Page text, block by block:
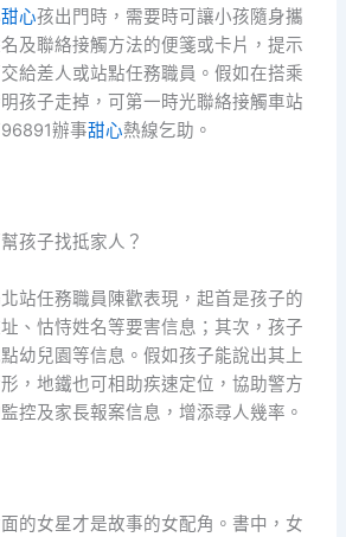
甜心孩出門時，需要時可讓小孩隨身攜
及聯絡接觸方法的便箋或卡片，提示
給差人或站點任務職員。假如在搭乘
孩子走掉，可第一時光聯絡接觸車站
辦事甜心熱線乞助。
子找抵家人？
任務職員陳歡表現，起首是孩子的
、怙恃姓名等要害信息；其次，孩子
幼兒園等信息。假如孩子能說出其上
，地鐵也可相助疾速定位，協助警方
控及家長報案信息，增添尋人幾率。
的女星才是故事的女配角。書中，女